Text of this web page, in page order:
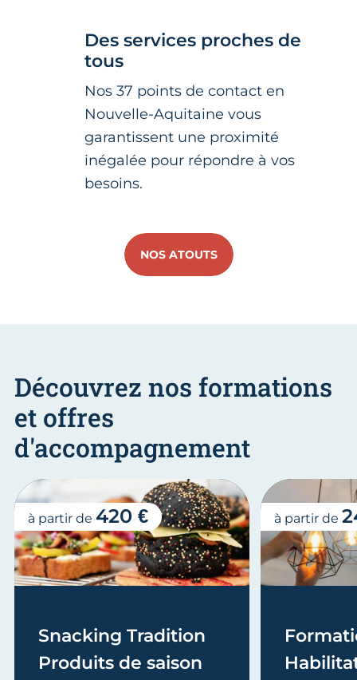
Des services proches de
tous
Nos 37 points de contact en
Nouvelle-Aquitaine vous
garantissent une proximité
inégalée pour répondre à vos
besoins.
NOS ATOUTS
Découvrez nos formations
et offres
d'accompagnement
Snacking Tradition
Produits de saison
à partir de 420 € à partir de